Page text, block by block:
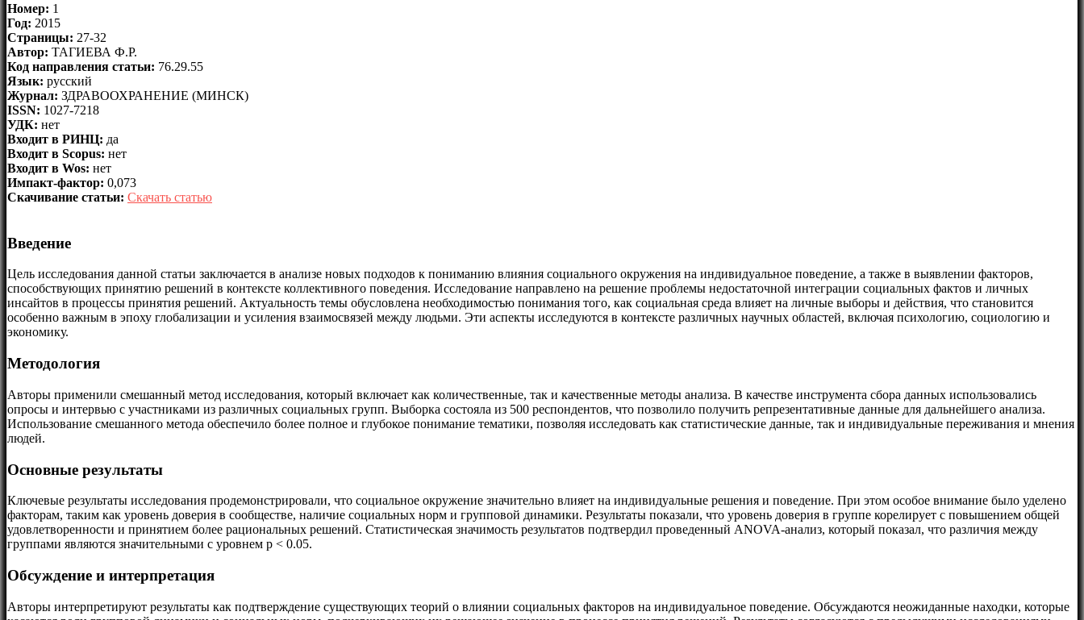
Номер: 1
Год: 2015
Страницы: 27-32
Автор: ТАГИЕВА Ф.Р.
Код направления статьи: 76.29.55
Язык: русский
Журнал: ЗДРАВООХРАНЕНИЕ (МИНСК)
ISSN: 1027-7218
УДК: нет
Входит в РИНЦ: да
Входит в Scopus: нет
Входит в Wos: нет
Импакт-фактор: 0,073
Скачивание статьи: Скачать статью
Введение
Цель исследования данной статьи заключается в анализе новых подходов к пониманию влияния социального окружения на индивидуальное поведение, а также в выявлении факторов,
способствующих принятию решений в контексте коллективного поведения. Исследование направлено на решение проблемы недостаточной интеграции социальных фактов и личных
инсайтов в процессы принятия решений. Актуальность темы обусловлена необходимостью понимания того, как социальная среда влияет на личные выборы и действия, что становится
особенно важным в эпоху глобализации и усиления взаимосвязей между людьми. Эти аспекты исследуются в контексте различных научных областей, включая психологию, социологию и
экономику.
Методология
Авторы применили смешанный метод исследования, который включает как количественные, так и качественные методы анализа. В качестве инструмента сбора данных использовались
опросы и интервью с участниками из различных социальных групп. Выборка состояла из 500 респондентов, что позволило получить репрезентативные данные для дальнейшего анализа.
Использование смешанного метода обеспечило более полное и глубокое понимание тематики, позволяя исследовать как статистические данные, так и индивидуальные переживания и мнения
людей.
Основные результаты
Ключевые результаты исследования продемонстрировали, что социальное окружение значительно влияет на индивидуальные решения и поведение. При этом особое внимание было уделено
факторам, таким как уровень доверия в сообществе, наличие социальных норм и групповой динамики. Результаты показали, что уровень доверия в группе корелирует с повышением общей
удовлетворенности и принятием более рациональных решений. Статистическая значимость результатов подтвердил проведенный ANOVA-анализ, который показал, что различия между
группами являются значительными с уровнем p < 0.05.
Обсуждение и интерпретация
Авторы интерпретируют результаты как подтверждение существующих теорий о влиянии социальных факторов на индивидуальное поведение. Обсуждаются неожиданные находки, которые